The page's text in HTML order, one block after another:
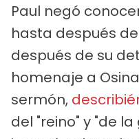
Paul negó
hasta después
después de su
homenaje a
sermón,
del "reino" y "de